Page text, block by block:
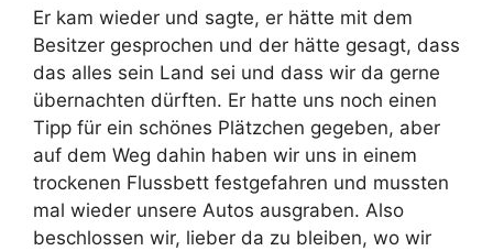
Er kam wieder und sagte, er hätte mit dem
Besitzer gesprochen und der hätte gesagt, dass
das alles sein Land sei und dass wir da gerne
übernachten dürften. Er hatte uns noch einen
Tipp für ein schönes Plätzchen gegeben, aber
auf dem Weg dahin haben wir uns in einem
trockenen Flussbett festgefahren und mussten
mal wieder unsere Autos ausgraben. Also
beschlossen wir, lieber da zu bleiben, wo wir